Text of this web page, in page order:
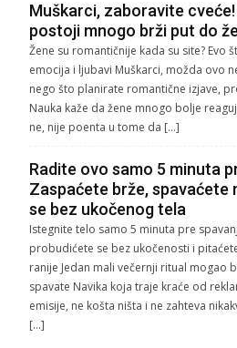
Muškarci, zaboravite
postoji mnogo brži put do
Žene su romantičnije kada su site? Evo
emocija i ljubavi Muškarci, možda ovo
nego što planirate romantične izjave,
Nauka kaže da žene mnogo bolje
ne, nije poenta u tome da […]
Radite ovo samo 5 minuta
Zaspaćete brže, spavaćete
se bez ukočenog tela
Istegnite telo samo 5 minuta pre
probudićete se bez ukočenosti i
ranije Jedan mali večernji ritual mogao
spavate Navika koja traje kraće od
emisije, ne košta ništa i ne zahteva
[…]